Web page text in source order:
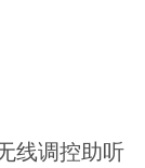
线调控助听